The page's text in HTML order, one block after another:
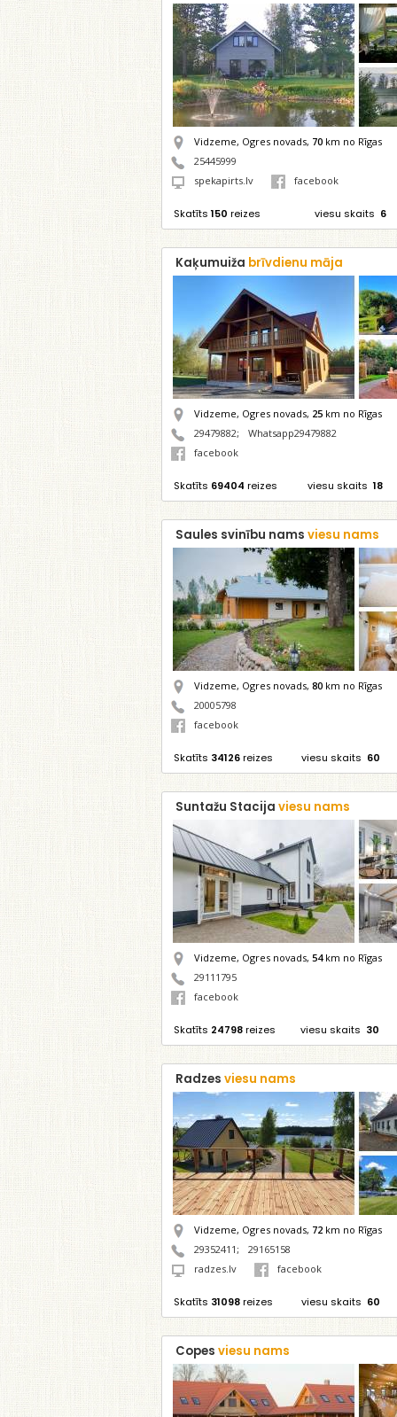
Vidzeme, Ogres novads, 70 km no Rīgas
25445999
spekapirts.lv
facebook
Skatīts 150 reizes viesu skaits 6
Kaķumuiža brīvdienu māja
Vidzeme, Ogres novads, 25 km no Rīgas
29479882;
Whatsapp29479882
facebook
Skatīts 69404 reizes viesu skaits 18
Saules svinību nams viesu nams
Vidzeme, Ogres novads, 80 km no Rīgas
20005798
facebook
Skatīts 34126reizes viesu skaits 60
Suntažu Stacija viesu nams
Vidzeme, Ogres novads, 54km no Rīgas
29111795
facebook
Skatīts 24798reizes viesu skaits 30
Radzes viesu nams
Vidzeme, Ogres novads, 72 km no Rīgas
29352411 ;
29165158
radzes.lv
facebook
Skatīts 31098reizes viesu skaits 60
Copes viesu nams